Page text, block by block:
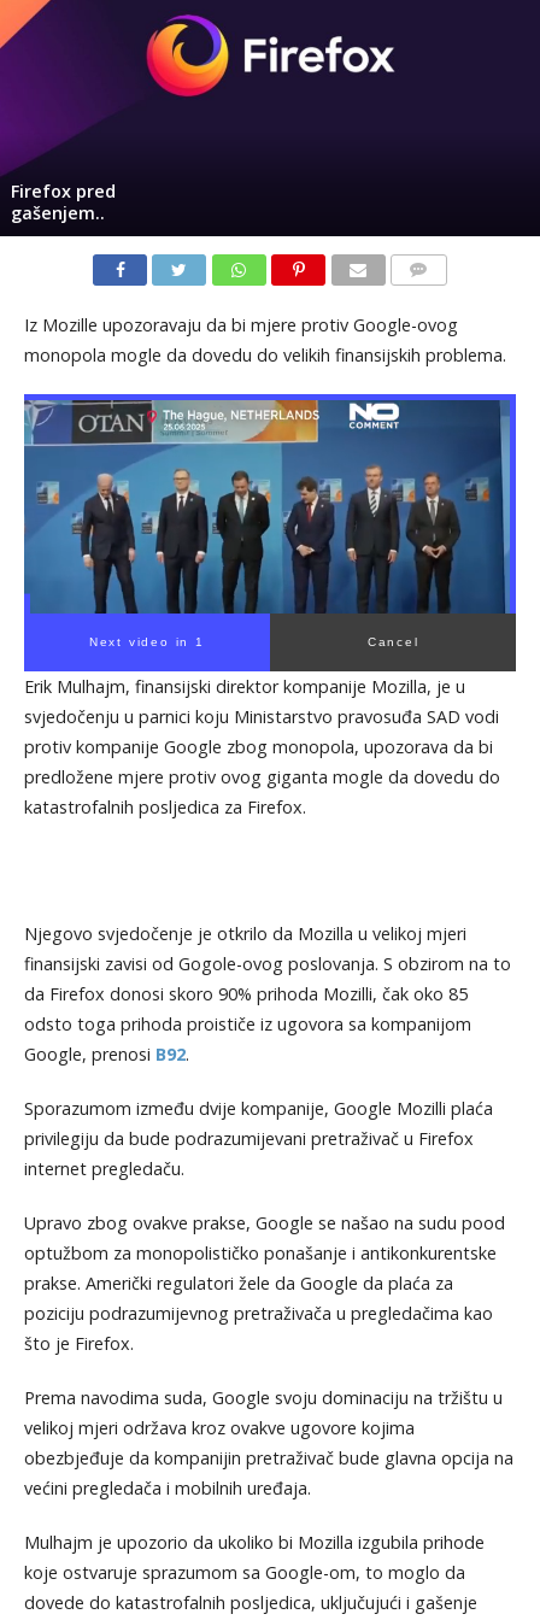
Firefox pred
gašenjem..
Iz Mozille upozoravaju da bi mjere protiv Google-ovog
monopola mogle da dovedu do velikih finansijskih problema.
Next video in 1 Cancel
Erik Mulhajm, finansijski direktor kompanije Mozilla, je u
svjedočenju u parnici koju Ministarstvo pravosuđa SAD vodi
protiv kompanije Google zbog monopola, upozorava da bi
predložene mjere protiv ovog giganta mogle da dovedu do
katastrofalnih posljedica za Firefox.
Njegovo svjedočenje je otkrilo da Mozilla u velikoj mjeri
finansijski zavisi od Gogole-ovog poslovanja. S obzirom na to
da Firefox donosi skoro 90% prihoda Mozilli, čak oko 85
odsto toga prihoda proističe iz ugovora sa kompanijom
Google, prenosi B92.
Sporazumom između dvije kompanije, Google Mozilli plaća
privilegiju da bude podrazumijevani pretraživač u Firefox
internet pregledaču.
Upravo zbog ovakve prakse, Google se našao na sudu pood
optužbom za monopolističko ponašanje i antikonkurentske
prakse. Američki regulatori žele da Google da plaća za
poziciju podrazumijevnog pretraživača u pregledačima kao
što je Firefox.
Prema navodima suda, Google svoju dominaciju na tržištu u
velikoj mjeri održava kroz ovakve ugovore kojima
obezbjeđuje da kompanijin pretraživač bude glavna opcija na
većini pregledača i mobilnih uređaja.
Mulhajm je upozorio da ukoliko bi Mozilla izgubila prihode
koje ostvaruje sprazumom sa Google-om, to moglo da
dovede do katastrofalnih posljedica, uključujući i gašenje